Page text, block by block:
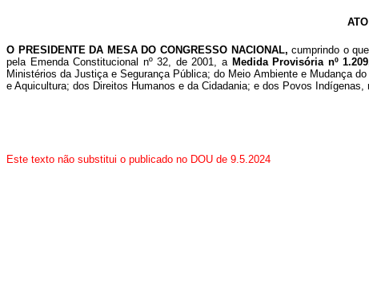
O PRESIDENTE DA MESA DO CONGRESSO NACIONAL, cumprindo o
pela Emenda Constitucional nº 32, de 2001, a Medida Provisória nº
Ministérios da Justiça e Segurança Pública; do Meio Ambiente e Mudança
e Aquicultura; dos Direitos Humanos e da Cidadania; e dos Povos
Este texto não substitui o publicado no DOU de 9.5.2024